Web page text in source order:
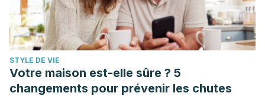
STYLE DE VIE
Votre maison est-elle sûre ? 5
changements pour prévenir les chutes